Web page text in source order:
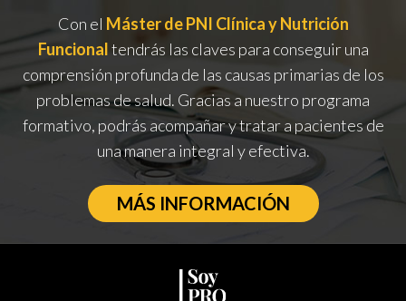
Con el Máster de PNI Clínica y Nutrición
Funcionaltendrás las claves para conseguir una
comprensión profunda de las causas primarias de los
problemas de salud. Gracias a nuestro programa
formativo, podrás acompañar y tratar a pacientes de
una manera integral y efectiva.
MÁS INFORMACIÓN